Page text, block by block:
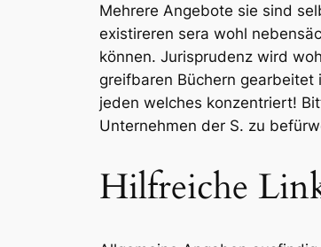
Mehrere Angebote sie sind
existireren sera wohl
können. Jurisprudenz wird
greifbaren Büchern
jeden welches konzentriert!
Unternehmen der S. zu
Hilfreiche